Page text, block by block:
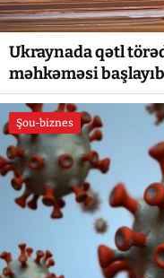
Ukraynada qətl
məhkəməsi başlayıb
Şou-biznes